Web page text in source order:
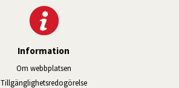
Information
Om webbplatsen
Tillgänglig­hets­redo­görelse